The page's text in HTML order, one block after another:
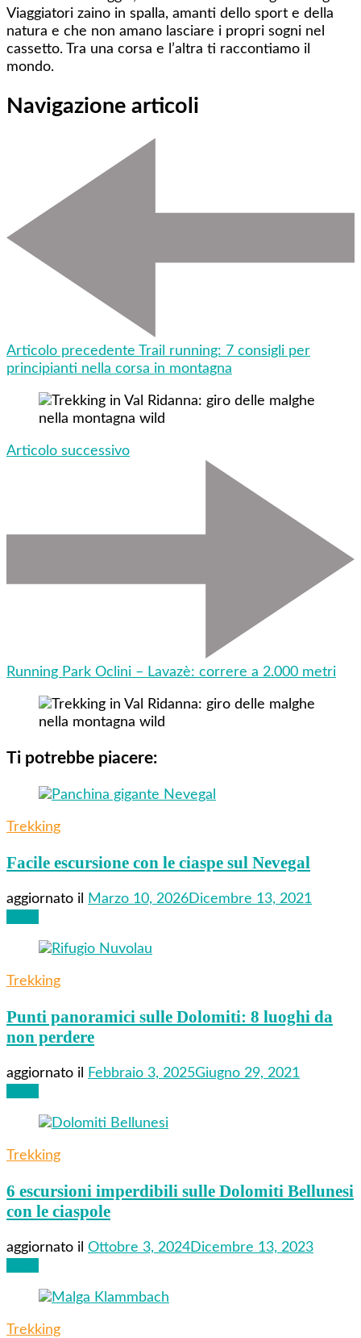
Viaggiatori zaino in spalla, amanti dello sport e della
natura e che non amano lasciare i propri sogni nel
cassetto. Tra una corsa e l’altra ti raccontiamo il
mondo.
Navigazione articoli
Articolo precedente Trail running: 7 consigli per
principianti nella corsa in montagna
Articolo successivo
Running Park Oclini – Lavazè: correre a 2.000 metri
Ti potrebbe piacere:
Trekking
Facile escursione con le ciaspe sul Nevegal
aggiornato il Marzo 10, 2026Dicembre 13, 2021
Trekking
Punti panoramici sulle Dolomiti: 8 luoghi da
non perdere
aggiornato il Febbraio 3, 2025Giugno 29, 2021
Trekking
6 escursioni imperdibili sulle Dolomiti Bellunesi
con le ciaspole
aggiornato il Ottobre 3, 2024Dicembre 13, 2023
Trekking